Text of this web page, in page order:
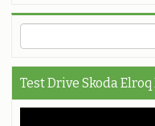
Test Drive Skoda